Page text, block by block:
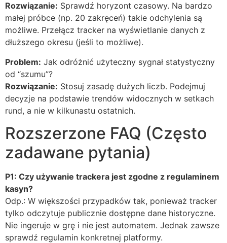
Rozwiązanie: Sprawdź horyzont czasowy. Na bardzo
małej próbce (np. 20 zakręceń) takie odchylenia są
możliwe. Przełącz tracker na wyświetlanie danych z
dłuższego okresu (jeśli to możliwe).
Problem: Jak odróżnić użyteczny sygnał statystyczny
od “szumu”?
Rozwiązanie: Stosuj zasadę dużych liczb. Podejmuj
decyzje na podstawie trendów widocznych w setkach
rund, a nie w kilkunastu ostatnich.
Rozszerzone FAQ (Często
zadawane pytania)
P1: Czy używanie trackera jest zgodne z regulaminem
kasyn?
Odp.: W większości przypadków tak, ponieważ tracker
tylko odczytuje publicznie dostępne dane historyczne.
Nie ingeruje w grę i nie jest automatem. Jednak zawsze
sprawdź regulamin konkretnej platformy.